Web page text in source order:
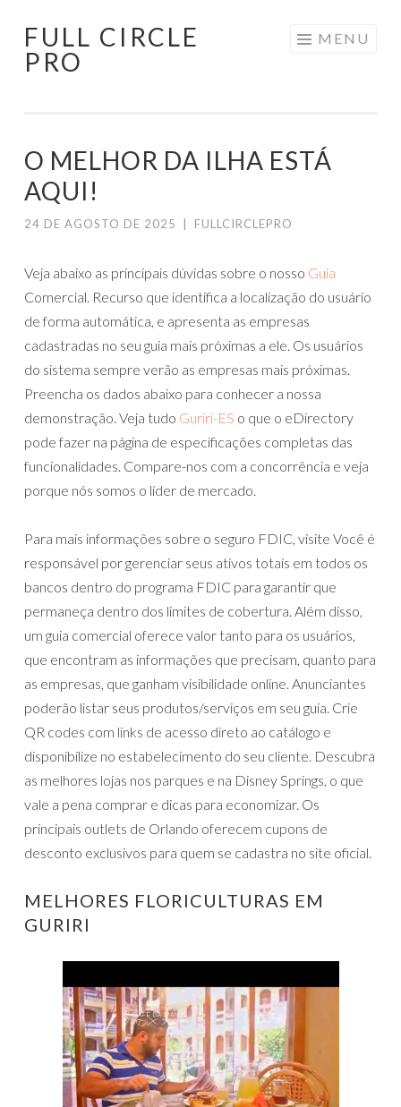
Pular
para
FULL CIRCLE
PRO
MENU
O MELHOR DA ILHA ESTÁ
AQUI!
24 DE AGOSTO DE 2025 FULLCIRCLEPRO
Veja abaixo as principais dúvidas sobre o nosso Guia
Comercial. Recurso que identifica a localização do usuário
de forma automática, e apresenta as empresas
cadastradas no seu guia mais próximas a ele. Os usuários
do sistema sempre verão as empresas mais próximas.
Preencha os dados abaixo para conhecer a nossa
demonstração. Veja tudo Guriri-ES o que o eDirectory
pode fazer na página de especificações completas das
funcionalidades. Compare-nos com a concorrência e veja
porque nós somos o líder de mercado.
Para mais informações sobre o seguro FDIC, visite Você é
responsável por gerenciar seus ativos totais em todos os
bancos dentro do programa FDIC para garantir que
permaneça dentro dos limites de cobertura. Além disso,
um guia comercial oferece valor tanto para os usuários,
que encontram as informações que precisam, quanto para
as empresas, que ganham visibilidade online. Anunciantes
poderão listar seus produtos/serviços em seu guia. Crie
QR codes com links de acesso direto ao catálogo e
disponibilize no estabelecimento do seu cliente. Descubra
as melhores lojas nos parques e na Disney Springs, o que
vale a pena comprar e dicas para economizar. Os
principais outlets de Orlando oferecem cupons de
desconto exclusivos para quem se cadastra no site oficial.
MELHORES FLORICULTURAS EM
GURIRI